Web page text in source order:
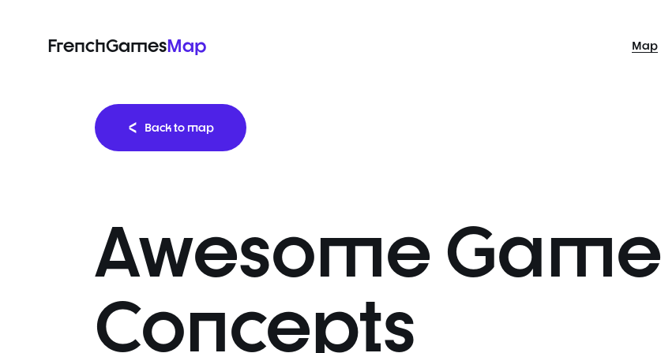
FrenchGamesMap Map
Back to map
Awesome Game
Concepts